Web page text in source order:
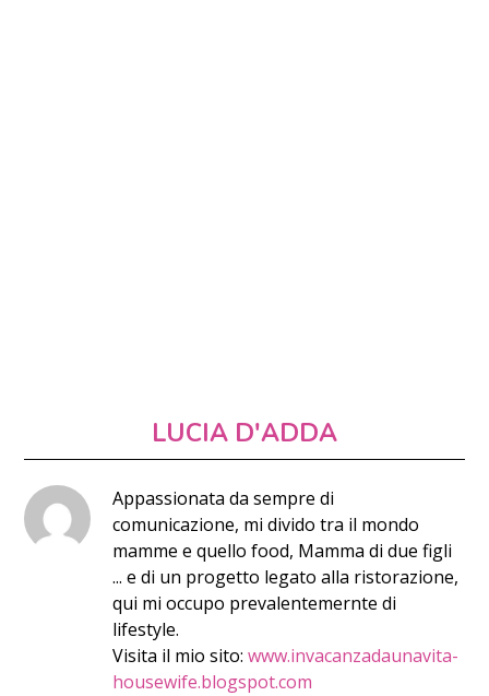
LUCIA D'ADDA
Appassionata da sempre di
comunicazione, mi divido tra il mondo
mamme e quello food, Mamma di due figli
... e di un progetto legato alla ristorazione,
qui mi occupo prevalentemernte di
lifestyle.
Visita il mio sito:www.invacanzadaunavita-
housewife.blogspot.com